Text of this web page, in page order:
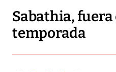
Sabathia, fuera
temporada